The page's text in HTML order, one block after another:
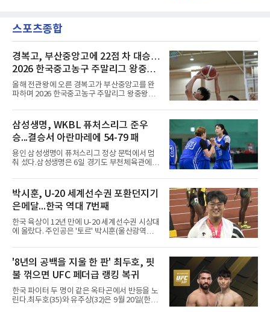
다. 2023년 사우디아라비아 알아흘리로 옮겨
2024-2025시즌과 2025-2026시즌
큰 틀의 계약 조건은 이미 합의됐고 구단은 개막
을 앞두고 영입 절차를 서두르고 있다.그의 최근
지난 시즌 아스널과 상호 합의로 계약을 해지했
고, 네덜란드 아약스에서 시즌 막판 8경기를 소
화했다. 이후 일본 대표로 월드컵에 나서 선발 2
경기를 포함해 3경기를 뛰며 감각을 끌어올렸
다.구단의 판단은 신중했다. 크리스털 팰리스는
기량을 확신하면서도 부상
스포츠종합
경복고, 부산중앙고에 22점 차 대승…
2026 한국중고농구 주말리그 왕중왕
전 첫 승 신고
올해 전관왕에 오른 경복고가 부산중앙고를 완
파하며 2026 한국중고농구 주말리그 왕중왕전
해남 우슬체육관에서 열린 대회 남고부 예선리
그 H조 1차전에서 부산중앙고를 98-76으로 제
압했다. 박지오가 26점, 김호원이 22점, 정우진
이 19점을 올리는 등 삼각편대의 고른 활약이 승
리를 이끌었다.경복고는 경기 초반부터 박지오
와 김호원의 내·외곽포가 고르게 터지며 주도권
을 잡았다. 전반을 40-34로 앞선 경복고는 후반
다.B조에서는 용산고가 안양고를 98-71로 꺾고
대회 2연승을 달렸다.한편 남중
삼성생명, WKBL 퓨처스리그 준우
승...결승서 아란마레에 54-79 패
용인 삼성생명이 퓨처스리그 정상 문턱에서 멈
춰 섰다.삼성생명은 6일 경기도 부천체육관에서
서 일본여자프로농구 2부 리그 아란마레에 54-
79로 졌다. 이다연이 14점을 넣었으나 20점 9리
바운드를 기록한 바이 쿰바 디야산을 앞세운 상
대를 넘지 못했다.이번 대회에 처음 출전한 아란
마레는 조별리그부터 결승까지 6전 전승을 거뒀
고, 디야산이 최우수선수(MVP)로 뽑혔다.
박시훈, U-20 세계선수권 포환던지기
은메달...한국 역대 7번째
한국 육상이 12년 만에 U-20 세계선수권 시상대
에 올랐다. 주인공은 '토르' 박시훈(울산광역시)
진 헤이워드 필드에서 열린 세계육상연맹(WA)
20세 이하 세계선수권 남자 포환던지기 결선에
서 20.31ｍ를 던져 2위에 올랐다. 우승자 알레산
드로 보르헤스(브라질)와는 4㎝ 차이였다.기록
의 의미는 크다. 1986년 시작된 이 대회에서 한
국이 따낸 메달은 은 1개와 동 5개뿐이다. 1992
년 이진일(800ｍ)의 은메달 이후 박재홍, 박재
'8년의 공백을 지울 한 판' 최두호, 핏
불 꺾으면 UFC 페더급 랭킹 복귀
한국 파이터 두 명이 같은 옥타곤에서 반등을 노
린다.최두호(35)와 유주상(32)은 9월 20일(한국